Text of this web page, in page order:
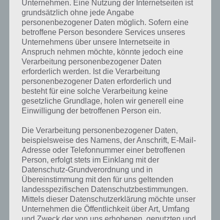
entsprechenden Antworten findest!
Weitere Lösungen zu 94%
gesucht? Schaue inunsere
Komplettlösung zur App! Dort
kannst du mit der Suche
schnell die Antworten und
Lösungen der über 300 Level
finden!
Du findest Lösungen auch ohne unsere Hilfe, indem du in der App
Münzen einsetzt. Da diese jedoch begrenzt sind, hast du hier stets
die Möglichkeit alle Antworten zu finden!
Die obige Lösung stimmt leider nicht mehr?
Unternehmen. Eine Nutzung der Internetseiten ist
grundsätzlich ohne jede Angabe
personenbezogener Daten möglich. Sofern eine
betroffene Person besondere Services unseres
Unternehmens über unsere Internetseite in
Anspruch nehmen möchte, könnte jedoch eine
Verarbeitung personenbezogener Daten
erforderlich werden. Ist die Verarbeitung
personenbezogener Daten erforderlich und
besteht für eine solche Verarbeitung keine
gesetzliche Grundlage, holen wir generell eine
Einwilligung der betroffenen Person ein.
Die Verarbeitung personenbezogener Daten,
beispielsweise des Namens, der Anschrift, E-Mail-
Adresse oder Telefonnummer einer betroffenen
Person, erfolgt stets im Einklang mit der
Datenschutz-Grundverordnung und in
Übereinstimmung mit den für uns geltenden
landesspezifischen Datenschutzbestimmungen.
Mittels dieser Datenschutzerklärung möchte unser
Unternehmen die Öffentlichkeit über Art, Umfang
und Zweck der von uns erhobenen, genutzten und